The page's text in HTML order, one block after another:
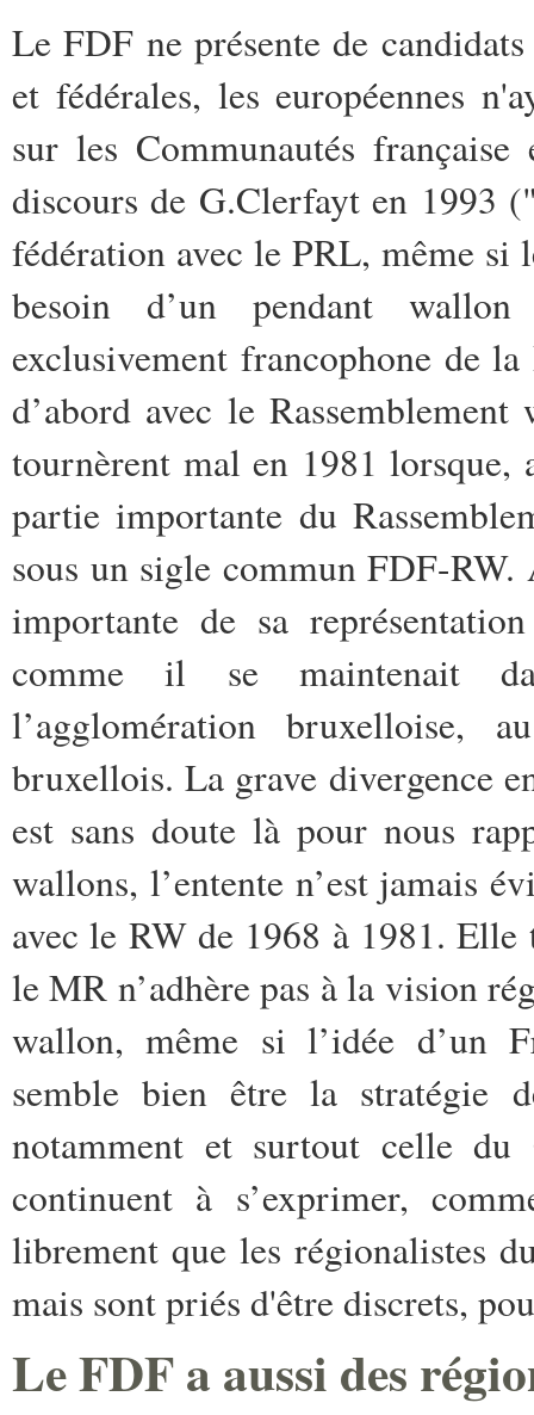
Le FDF ne présente de
et fédérales, les européennes
sur les Communautés
discours de G.Clerfayt en 1993
fédération avec le PRL, même
besoin d’un pendant
exclusivement francophone de
d’abord avec le
tournèrent mal en 1981 lorsque,
partie importante du
sous un sigle commun FDF-
importante de sa
comme il se maintenait
l’agglomération bruxelloise,
bruxellois. La grave divergence
est sans doute là pour nous
wallons, l’entente n’est jamais
avec le RW de 1968 à 1981.
le MR n’adhère pas à la vision
wallon, même si l’idée d’un
semble bien être la stratégie
notamment et surtout celle
continuent à s’exprimer,
librement que les régionalistes
mais sont priés d'être discrets,
Le FDF a aussi des